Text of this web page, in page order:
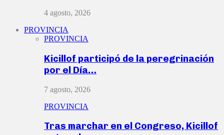
4 agosto, 2026
PROVINCIA
PROVINCIA
Kicillof participó de la peregrinación
por el Día…
7 agosto, 2026
PROVINCIA
Tras marchar en el Congreso, Kicillof